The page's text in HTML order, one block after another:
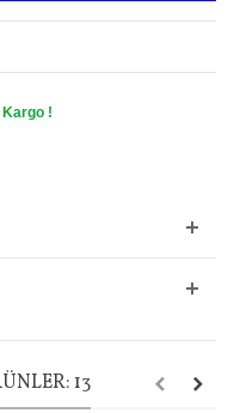
!
13